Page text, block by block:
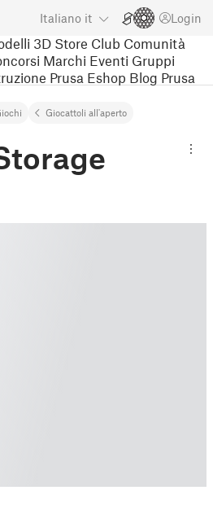
Italiano it Login
3D Store Club Comunità
Marchi Eventi Gruppi
Prusa Eshop Blog Prusa
Giocattoli all'aperto